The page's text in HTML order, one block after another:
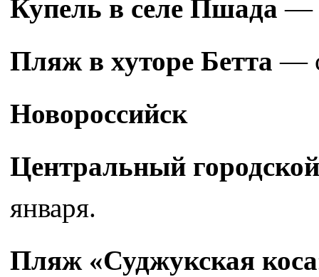
Купель в селе Пшада—
Пляж в хуторе Бетта—
Новороссийск
Центральный
января.
Пляж «Суджукская